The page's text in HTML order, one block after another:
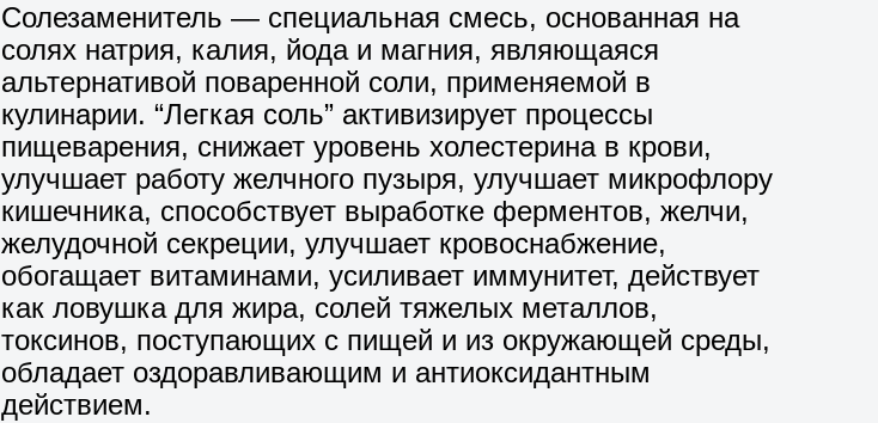
Солезаменитель — специальная смесь, основанная на
солях натрия, калия, йода и магния, являющаяся
альтернативой поваренной соли, применяемой в
кулинарии. “Легкая соль” активизирует процессы
пищеварения, снижает уровень холестерина в крови,
улучшает работу желчного пузыря, улучшает микрофлору
кишечника, способствует выработке ферментов, желчи,
желудочной секреции, улучшает кровоснабжение,
обогащает витаминами, усиливает иммунитет, действует
как ловушка для жира, солей тяжелых металлов,
токсинов, поступающих с пищей и из окружающей среды,
обладает оздоравливающим и антиоксидантным
действием.